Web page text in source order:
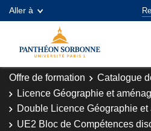
Aller à
Offre de formation Catalogue
Licence Géographie et
Double Licence Géographie
UE2 Bloc de Compétences